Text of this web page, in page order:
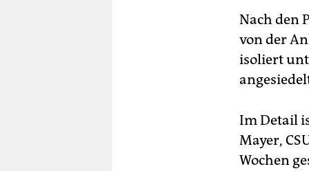
Nach den
von der
isoliert
Im Detail
Mayer,
Wochen